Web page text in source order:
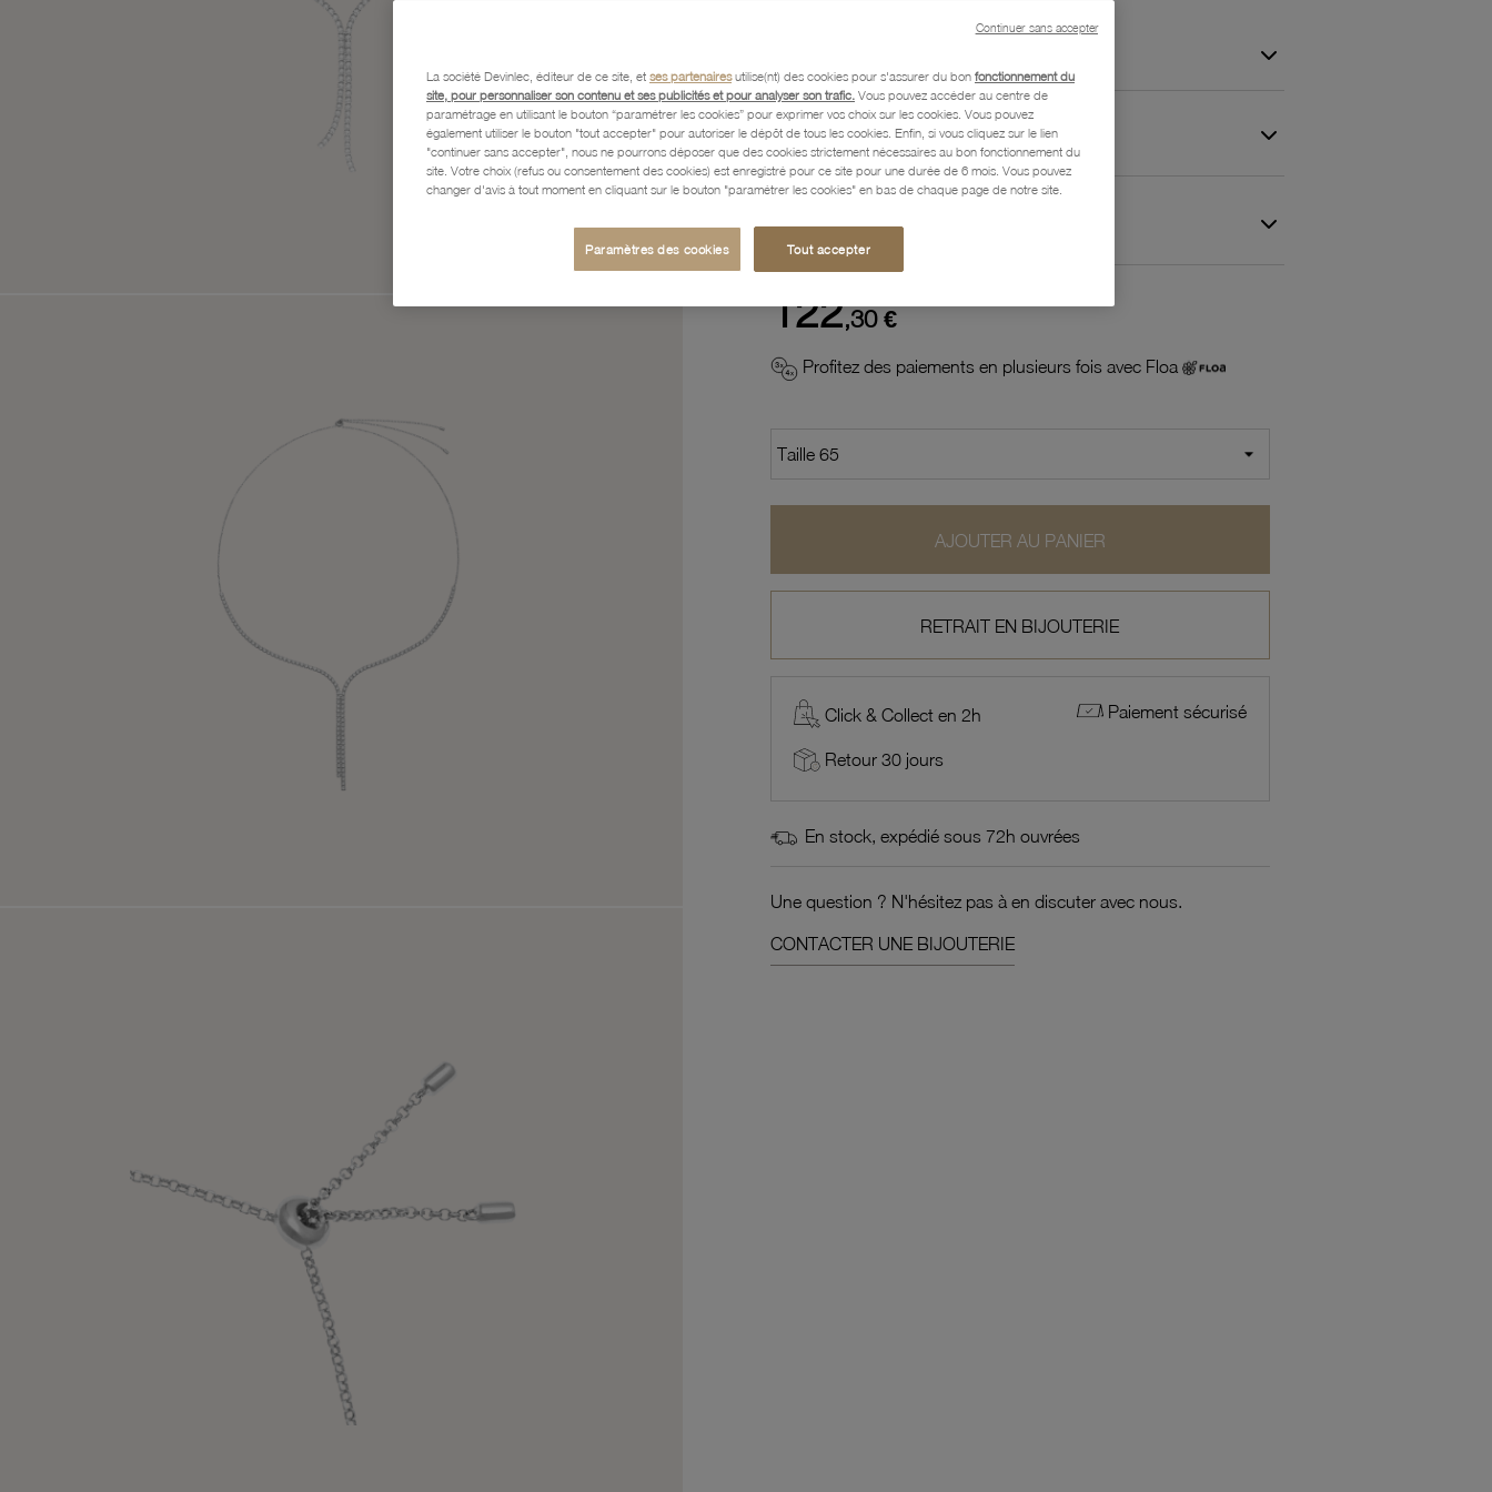
Caractéristiques détaillées
Paiement, Livraison, Retours et Garantie
122,30 €
Profitez des paiements en plusieurs fois avec Floa
AJOUTER AU PANIER
RETRAIT EN BIJOUTERIE
Click & Collect en 2h Paiement sécurisé
Retour 30 jours
En stock, expédié sous 72h ouvrées
Une question ? N'hésitez pas à en discuter avec nous.
CONTACTER UNE BIJOUTERIE
La société Devinlec, éditeur de ce site, et ses partenairesutilise(nt) des cookies pour s'assurer du bon fonctionnement du
site, pour personnaliser son contenu et ses publicités et pour analyser son trafic. Vous pouvez accéder au centre de
paramétrage en utilisant le bouton “paramétrer les cookies” pour exprimer vos choix sur les cookies. Vous pouvez
également utiliser le bouton "tout accepter" pour autoriser le dépôt de tous les cookies. Enfin, si vous cliquez sur le lien
"continuer sans accepter", nous ne pourrons déposer que des cookies strictement nécessaires au bon fonctionnement du
site. Votre choix (refus ou consentement des cookies) est enregistré pour ce site pour une durée de 6 mois. Vous pouvez
changer d'avis à tout moment en cliquant sur le bouton "paramétrer les cookies" en bas de chaque page de notre site.
Paramètres des cookies Tout accepter
Continuer sans accepter